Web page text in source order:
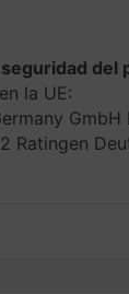
del
la UE:
GmbH
Ratingen